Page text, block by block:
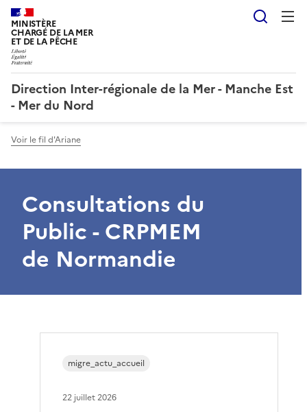
MINISTÈRE
CHARGÉ DE LA MER
ET DE LA PÊCHE
Direction Inter-régionale de la Mer - Manche Est
- Mer du Nord
Voir le fil d'Ariane
Consultations du
Public - CRPMEM
de Normandie
migre_actu_accueil
22 juillet 2026